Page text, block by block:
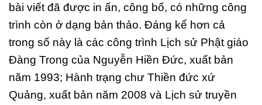
bài viết đã được in ấn, công bố, có những công
trình còn ở dạng bản thảo. Đáng kể hơn cả
trong số này là các công trình Lịch sử Phật giáo
Đàng Trong của Nguyễn Hiền Đức, xuất bản
năm 1993; Hành trạng chư Thiền đức xứ
Quảng, xuất bản năm 2008 và Lịch sử truyền